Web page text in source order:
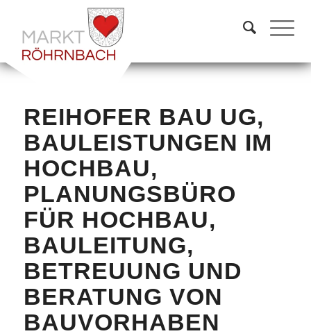
REIHOFER BAU UG,
BAULEISTUNGEN IM
HOCHBAU,
PLANUNGSBÜRO
FÜR HOCHBAU,
BAULEITUNG,
BETREUUNG UND
BERATUNG VON
BAUVORHABEN